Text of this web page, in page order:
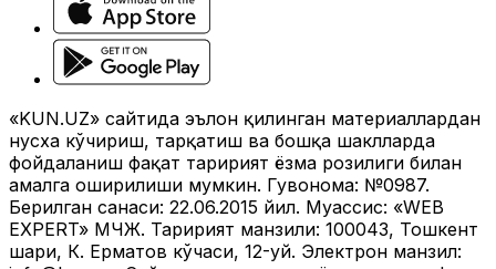
«KUN.UZ» сайтида эълон қилинган материаллардан
нусха кўчириш, тарқатиш ва бошқа шаклларда
фойдаланиш фақат таҳририят ёзма розилиги билан
амалга оширилиши мумкин. Гувоҳнома: №0987.
Берилган санаси: 22.06.2015 йил. Муассис: «WEB
EXPERT» МЧЖ. Таҳририят манзили: 100043, Тошкент
шаҳри, К. Ерматов кўчаси, 12-уй. Электрон манзил: